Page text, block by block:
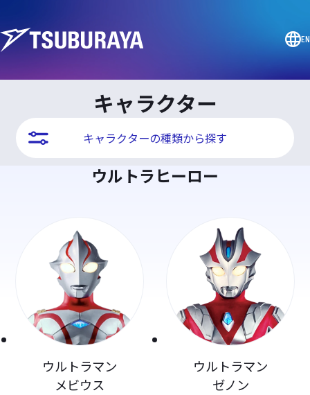
EN
キャラクター
キャラクターの種類から探す
ウルトラヒーロー
ウルトラマン
メビウス
ウルトラマン
ゼノン